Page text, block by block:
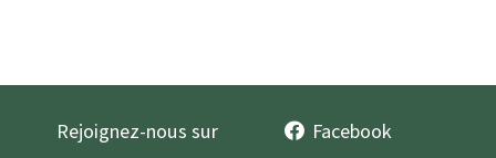
Rejoignez-nous sur
Facebook